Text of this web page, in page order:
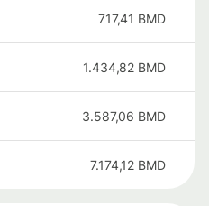
717,41 BMD
1.434,82 BMD
3.587,06 BMD
7.174,12 BMD